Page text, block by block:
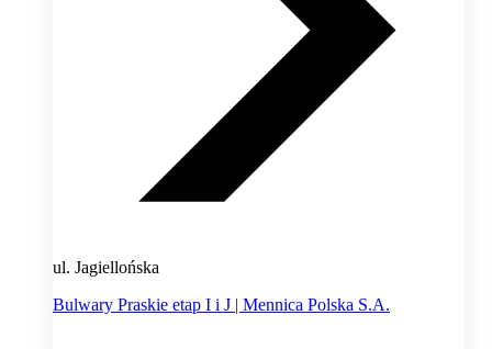
ul. Jagiellońska
Bulwary Praskie etap I i J | Mennica Polska S.A.